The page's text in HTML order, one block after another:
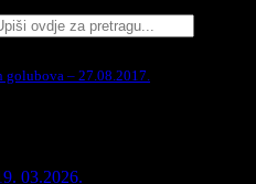
golubova – 27.08.2017.